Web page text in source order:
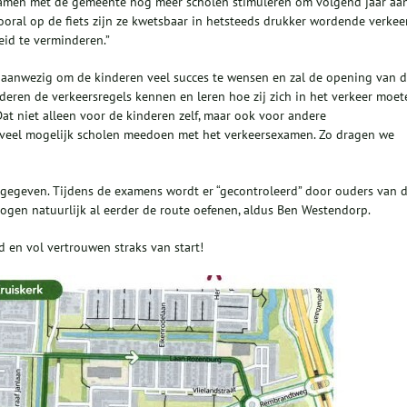
op de fiets zijn ze kwetsbaar in hetsteeds drukker wordende
te verminderen.”
om de kinderen veel succes te wensen en zal de opening van
de verkeersregels kennen en leren hoe zij zich in het verkeer
niet alleen voor de kinderen zelf, maar ook voor andere
mogelijk scholen meedoen met het verkeersexamen. Zo dragen we
Tijdens de examens wordt er “gecontroleerd” door ouders van
natuurlijk al eerder de route oefenen, aldus Ben Westendorp.
en vol vertrouwen straks van start!